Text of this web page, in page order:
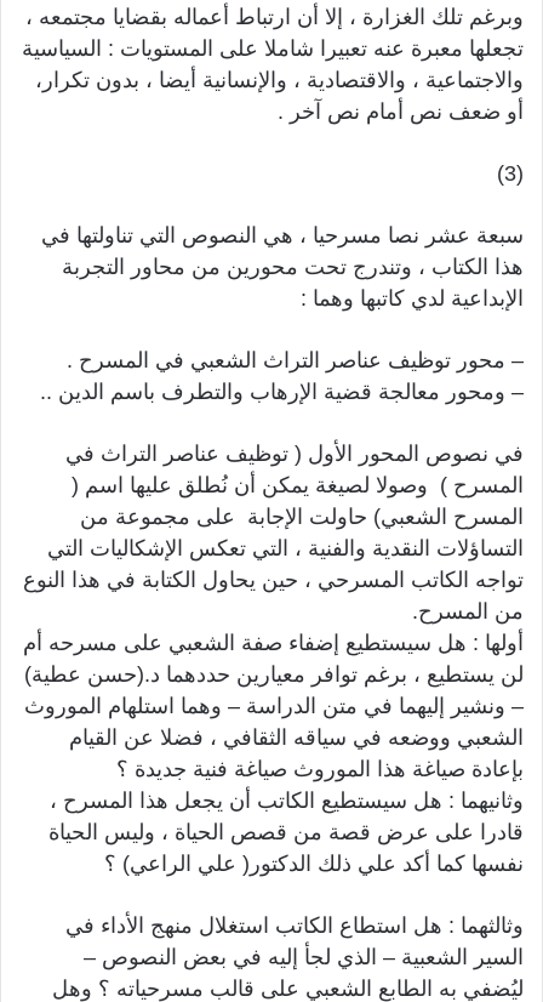
وبرغم تلك الغزارة ، إلا أن ارتباط أعماله بقضايا مجتمعه ،
تجعلها معبرة عنه تعبيرا شاملا على المستويات : السياسية
والاجتماعية ، والاقتصادية ، والإنسانية أيضا ، بدون تكرار،
أو ضعف نص أمام نص آخر .
(3)
سبعة عشر نصا مسرحيا ، هي النصوص التي تناولتها في
هذا الكتاب ، وتندرج تحت محورين من محاور التجربة
الإبداعية لدي كاتبها وهما :
– محور توظيف عناصر التراث الشعبي في المسرح .
– ومحور معالجة قضية الإرهاب والتطرف باسم الدين ..
في نصوص المحور الأول ( توظيف عناصر التراث في
المسرح ) وصولا لصيغة يمكن أن نُطلق عليها اسم (
المسرح الشعبي) حاولت الإجابة على مجموعة من
التساؤلات النقدية والفنية ، التي تعكس الإشكاليات التي
تواجه الكاتب المسرحي ، حين يحاول الكتابة في هذا النوع
من المسرح.
أولها : هل سيستطيع إضفاء صفة الشعبي على مسرحه أم
لن يستطيع ، برغم توافر معيارين حددهما د.(حسن عطية)
– ونشير إليهما في متن الدراسة – وهما استلهام الموروث
الشعبي ووضعه في سياقه الثقافي ، فضلا عن القيام
بإعادة صياغة هذا الموروث صياغة فنية جديدة ؟
وثانيهما : هل سيستطيع الكاتب أن يجعل هذا المسرح ،
قادرا على عرض قصة من قصص الحياة ، وليس الحياة
نفسها كما أكد علي ذلك الدكتور( علي الراعي) ؟
وثالثهما : هل استطاع الكاتب استغلال منهج الأداء في
السير الشعبية – الذي لجأ إليه في بعض النصوص –
ليُضفي به الطابع الشعبي على قالب مسرحياته ؟ وهل